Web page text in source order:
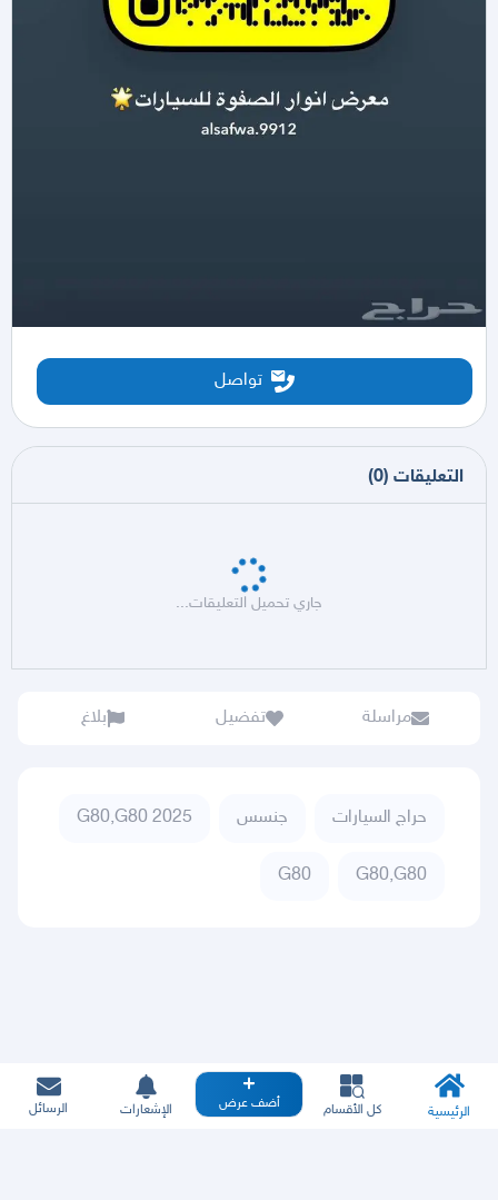
تواصل
التعليقات (
0
)
جاري تحميل التعليقات...
مراسلة تفضيل بلاغ
حراج السيارات جنسس G80,G80 2025
G80,G80
G80
الرئيسية كل الأقسام أضف عرض الإشعارات الرسائل